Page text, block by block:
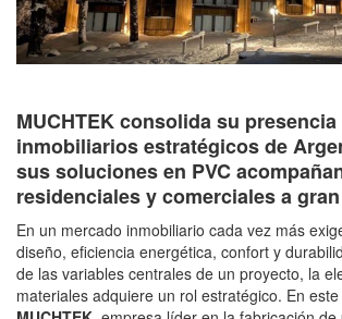
MUCHTEK consolida su
inmobiliarios estratégicos de
sus soluciones en PVC
residenciales y comerciales a
En un mercado inmobiliario cada vez más
diseño, eficiencia energética, confort y
de las variables centrales de un proyecto, la
materiales adquiere un rol estratégico. En